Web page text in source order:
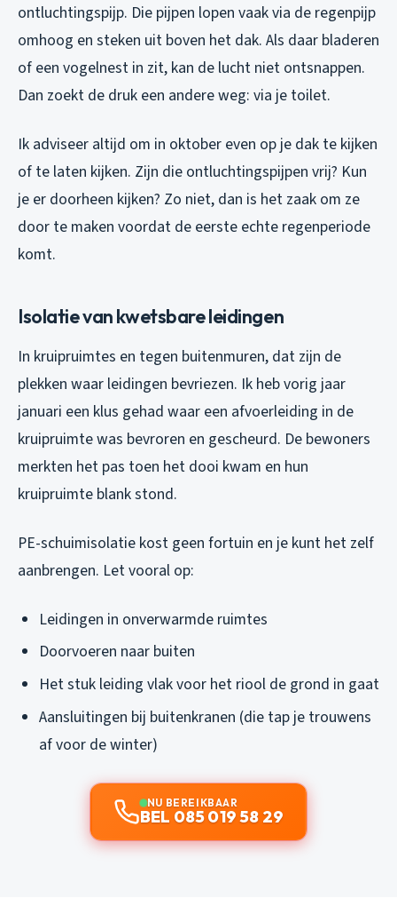
ontluchtingspijp. Die pijpen lopen vaak via de regenpijp
omhoog en steken uit boven het dak. Als daar bladeren
of een vogelnest in zit, kan de lucht niet ontsnappen.
Dan zoekt de druk een andere weg: via je toilet.
Ik adviseer altijd om in oktober even op je dak te kijken
of te laten kijken. Zijn die ontluchtingspijpen vrij? Kun
je er doorheen kijken? Zo niet, dan is het zaak om ze
door te maken voordat de eerste echte regenperiode
komt.
Isolatie van kwetsbare leidingen
In kruipruimtes en tegen buitenmuren, dat zijn de
plekken waar leidingen bevriezen. Ik heb vorig jaar
januari een klus gehad waar een afvoerleiding in de
kruipruimte was bevroren en gescheurd. De bewoners
merkten het pas toen het dooi kwam en hun
kruipruimte blank stond.
PE-schuimisolatie kost geen fortuin en je kunt het zelf
aanbrengen. Let vooral op:
Leidingen in onverwarmde ruimtes
Doorvoeren naar buiten
Het stuk leiding vlak voor het riool de grond in gaat
Aansluitingen bij buitenkranen (die tap je trouwens
af voor de winter)
NU BEREIKBAAR
BEL 085 019 58 29